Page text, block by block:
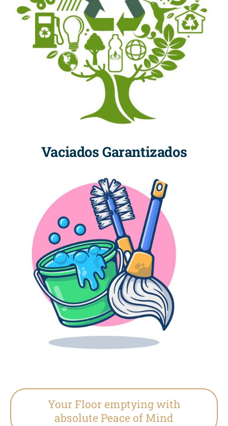
Vaciados Garantizados
Your Floor emptying with
absolute Peace of Mind